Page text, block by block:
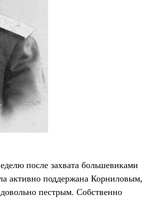
после захвата большевиками
активно поддержана Корниловым,
пестрым. Собственно